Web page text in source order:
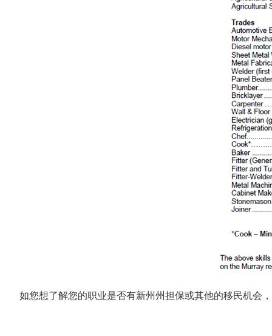
如您想了解您的职业是否有新州州担保或其他的移民机会